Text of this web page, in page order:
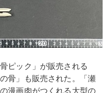
ピック」が販売される
骨」も販売された。「瀬
漫画肉がつくれる大型の